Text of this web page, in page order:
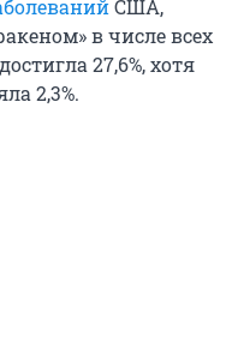
США,
в числе всех
27,6%, хотя
2,3%.